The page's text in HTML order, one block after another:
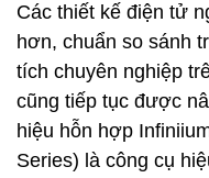
Các thiết kế điện tử
hơn, chuẩn so sánh
tích chuyên nghiệp
cũng tiếp tục được
hiệu hỗn hợp
Series) là công cụ